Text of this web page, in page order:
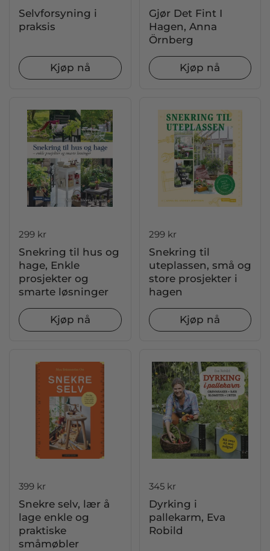
Selvforsyning i
praksis
Kjøp nå
Gjør Det Fint I
Hagen, Anna
Örnberg
Kjøp nå
Pris:
299 kr
Snekring til hus og
hage, Enkle
prosjekter og
smarte løsninger
Kjøp nå
Pris:
299 kr
Snekring til
uteplassen, små og
store prosjekter i
hagen
Kjøp nå
Pris:
399 kr
Snekre selv, lær å
lage enkle og
praktiske
småmøbler
Pris:
345 kr
Dyrking i
pallekarm, Eva
Robild